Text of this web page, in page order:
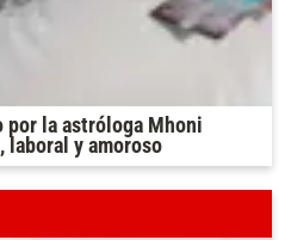
por la astróloga Mhoni
y amoroso